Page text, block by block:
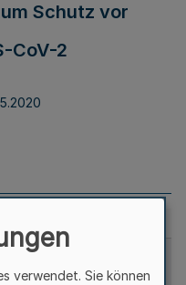
Schutz vor
CoV-2
verwendet. Sie können